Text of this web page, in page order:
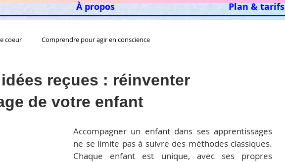
coeur Comprendre pour agir en conscience
reçues : réinventer
de votre enfant
Accompagner un enfant dans ses apprentissages
ne se limite pas à suivre des méthodes classiques.
Chaque enfant est unique, avec ses propres
À propos Plan & tarifs